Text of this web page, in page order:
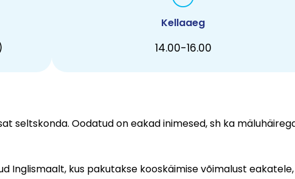
Kellaaeg
14.00-16.00
seltskonda. Oodatud on eakad inimesed, sh ka
Inglismaalt, kus pakutakse kooskäimise võimalust eakatele,